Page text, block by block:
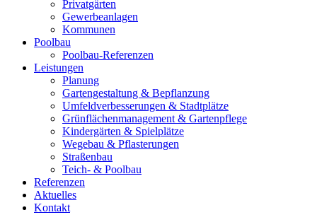
Privatgärten
Gewerbeanlagen
Kommunen
Poolbau
Poolbau-Referenzen
Leistungen
Planung
Gartengestaltung & Bepflanzung
Umfeldverbesserungen & Stadtplätze
Grünflächenmanagement & Gartenpflege
Kindergärten & Spielplätze
Wegebau & Pflasterungen
Straßenbau
Teich- & Poolbau
Referenzen
Aktuelles
Kontakt